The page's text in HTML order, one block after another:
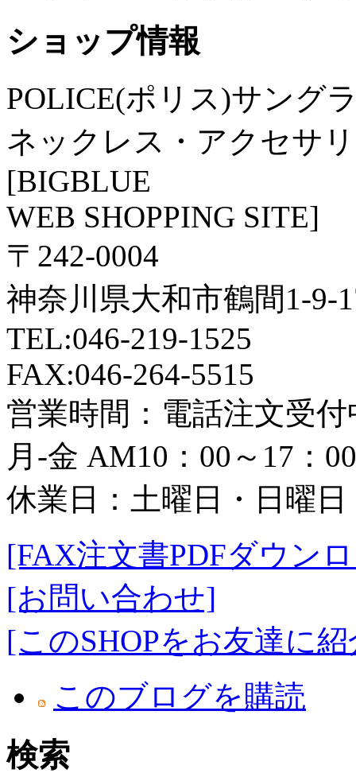
ショップ情報
POLICE(ポリス)サング
ネックレス・アクセサ
[BIGBLUE
WEB SHOPPING SITE]
〒242-0004
神奈川県大和市鶴間1-9-
TEL:046-219-1525
FAX:046-264-5515
営業時間：電話注文受付
月-金 AM10：00～17：00
休業日：土曜日・日曜日
[FAX注文書PDFダウン
[お問い合わせ]
[このSHOPをお友達に
このブログを購読
検索